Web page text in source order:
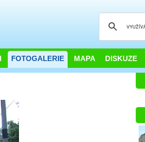
FOTOGALERIE MAPA DISKUZE